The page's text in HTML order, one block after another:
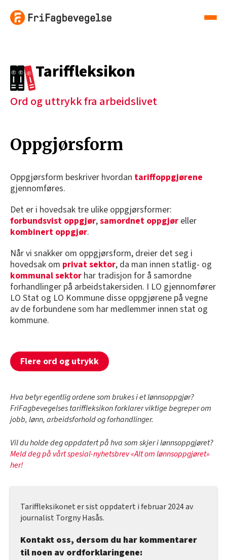
Tariffleksikon
Ord og uttrykk fra arbeidslivet
Oppgjørsform
Oppgjørsform beskriver hvordan tariffoppgjørene
gjennomføres.
Det er i hovedsak tre ulike oppgjørsformer:
forbundsvist oppgjør,samordnet oppgjør eller
kombinert oppgjør.
Når vi snakker om oppgjørsform, dreier det seg i
hovedsak om privat sektor, da man innen statlig- og
kommunal sektor har tradisjon for å samordne
forhandlinger på arbeidstakersiden. I LO gjennomfører
LO Stat og LO Kommune disse oppgjørene på vegne
av de forbundene som har medlemmer innen stat og
kommune.
Flere ord og utrykk
Hva betyr egentlig ordene som brukes i et lønnsoppgjør?
FriFagbevegelses tariffleksikon forklarer viktige begreper om
jobb, lønn, arbeidsforhold og forhandlinger.
Vil du holde deg oppdatert på hva som skjer i lønnsoppgjøret?
Meld deg på vårt spesial-nyhetsbrev «Alt om lønnsoppgjøret»
her!
Tariffleksikonet er sist oppdatert i februar 2024 av
journalist Torgny Hasås.
Kontakt oss, dersom du har kommentarer
til noen av ordforklaringene: